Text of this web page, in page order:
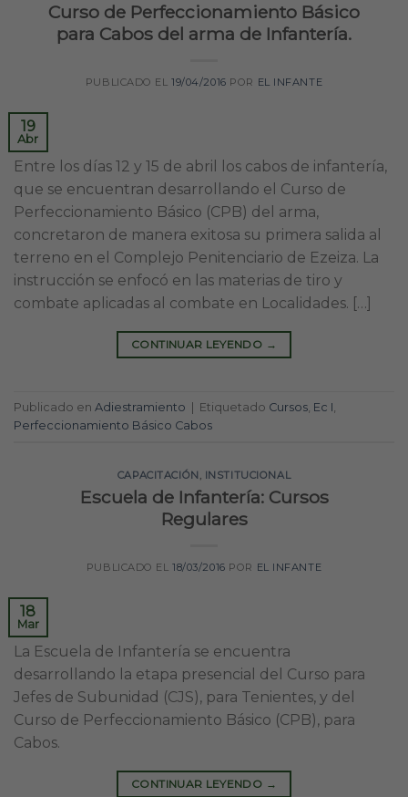
Curso de Perfeccionamiento Básico
para Cabos del arma de Infantería.
PUBLICADO EL19/04/2016 POR EL INFANTE
19
Abr
Entre los días 12 y 15 de abril los cabos de infantería,
que se encuentran desarrollando el Curso de
Perfeccionamiento Básico (CPB) del arma,
concretaron de manera exitosa su primera salida al
terreno en el Complejo Penitenciario de Ezeiza. La
instrucción se enfocó en las materias de tiro y
combate aplicadas al combate en Localidades. […]
CONTINUAR LEYENDO →
Publicado en Adiestramiento | Etiquetado Cursos Ec I
Perfeccionamiento Básico Cabos
CAPACITACIÓN , INSTITUCIONAL
Escuela de Infantería: Cursos
Regulares
PUBLICADO EL18/03/2016 POR EL INFANTE
18
Mar
La Escuela de Infantería se encuentra
desarrollando la etapa presencial del Curso para
Jefes de Subunidad (CJS), para Tenientes, y del
Curso de Perfeccionamiento Básico (CPB), para
Cabos.
CONTINUAR LEYENDO →